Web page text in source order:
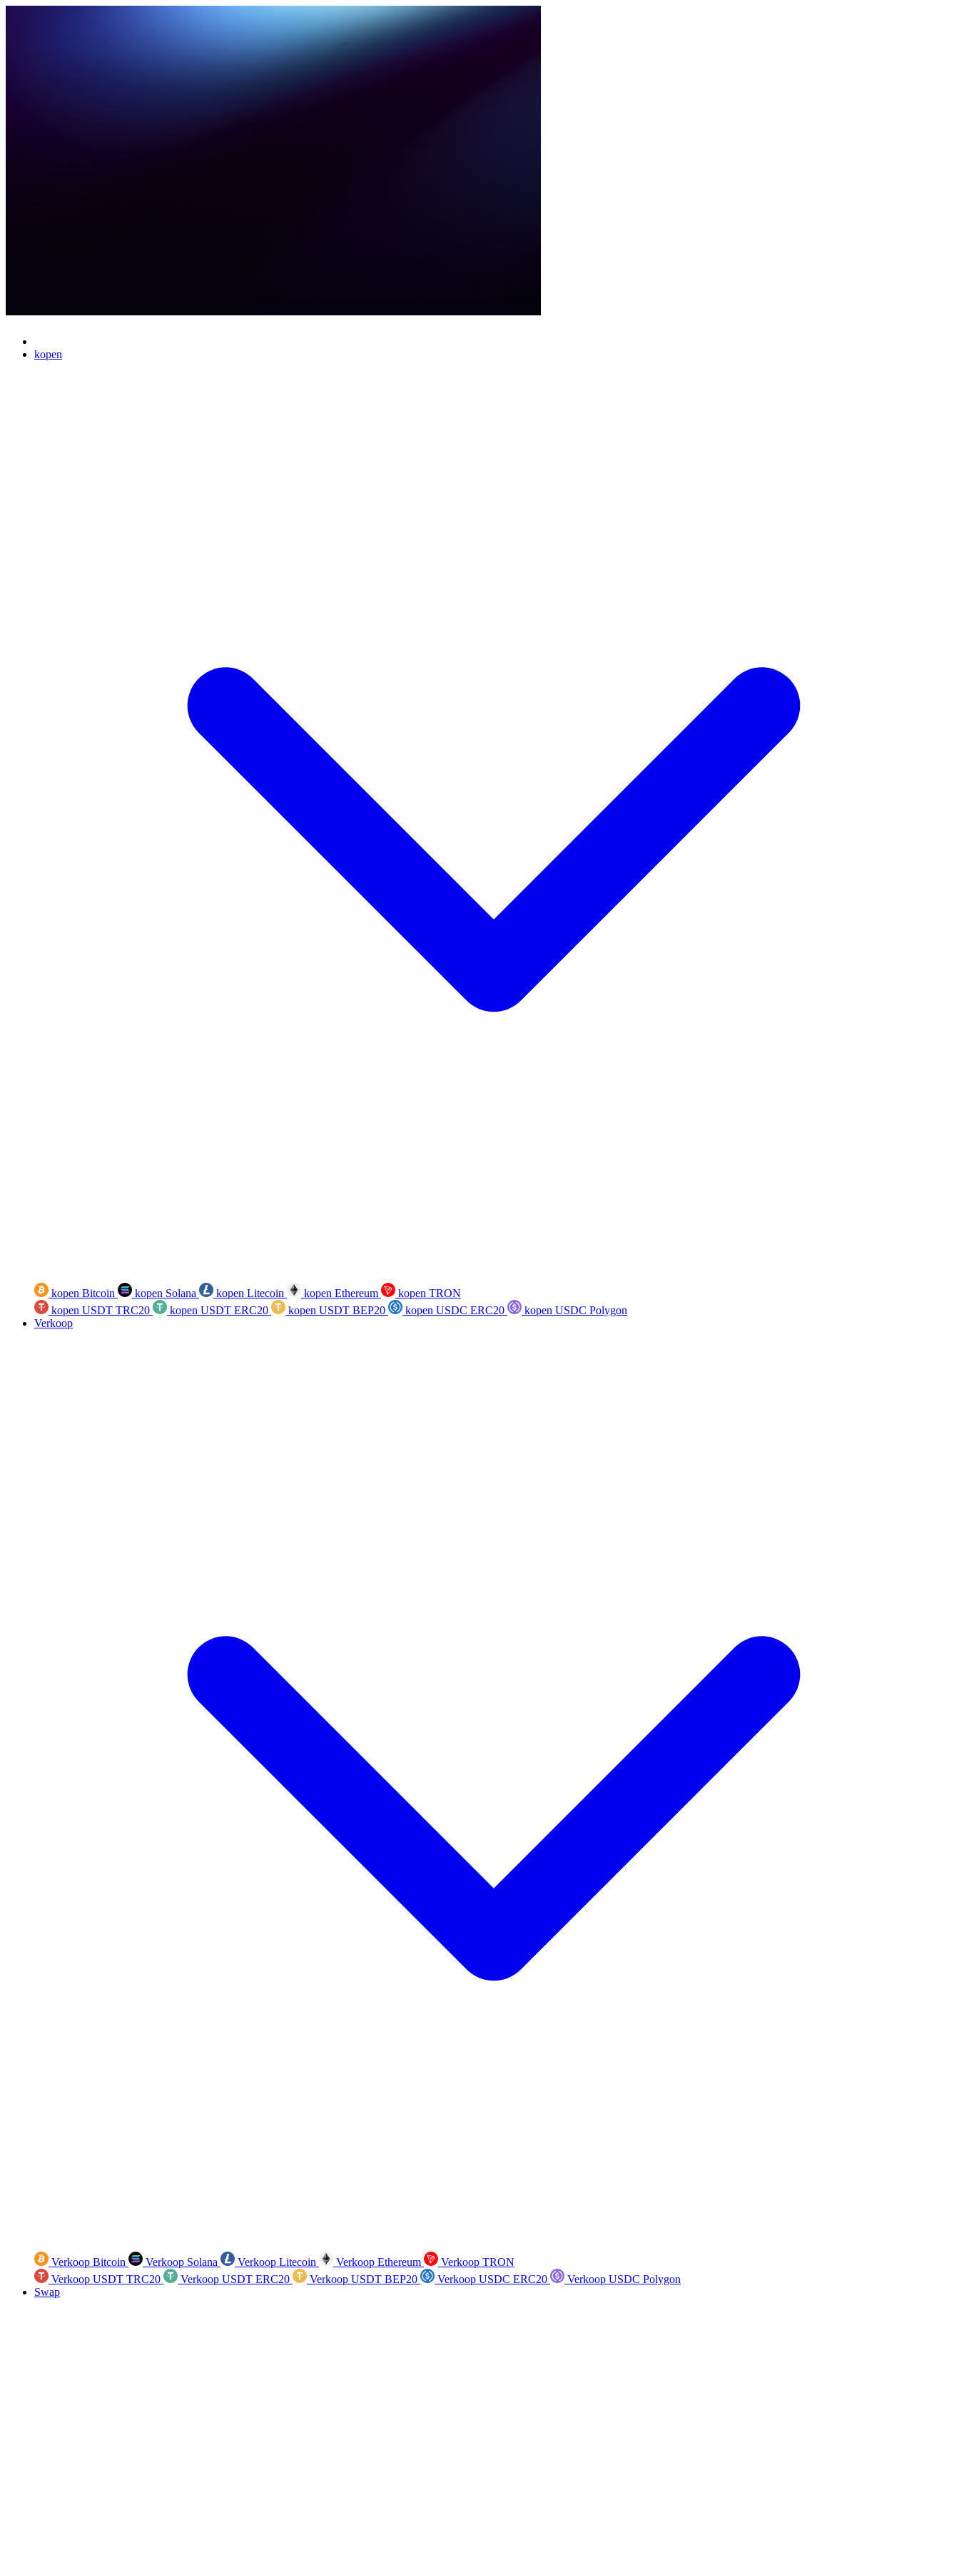
kopen
kopen Bitcoin kopen Solana kopen Litecoin kopen Ethereum
kopen TRON
kopen USDT TRC20
kopen USDT ERC20 kopen USDT BEP20 kopen USDC ERC20
kopen USDC Polygon
Verkoop
Verkoop Bitcoin Verkoop Solana Verkoop Litecoin Verkoop Ethereum
Verkoop TRON
Verkoop USDT TRC20
Verkoop USDT ERC20 Verkoop USDT BEP20 Verkoop USDC ERC20
Verkoop USDC Polygon
Swap